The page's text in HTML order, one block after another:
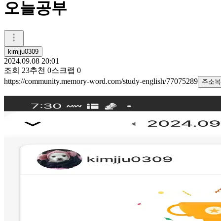
오늘공부
kimjju0309
2024.09.08 20:01
조회 23추천 0스크랩 0
https://community.memory-word.com/study-english/77075289 주소